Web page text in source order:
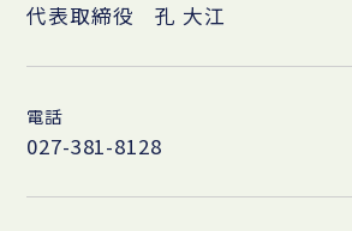
代表取締役 孔 大江
電話
027-381-8128